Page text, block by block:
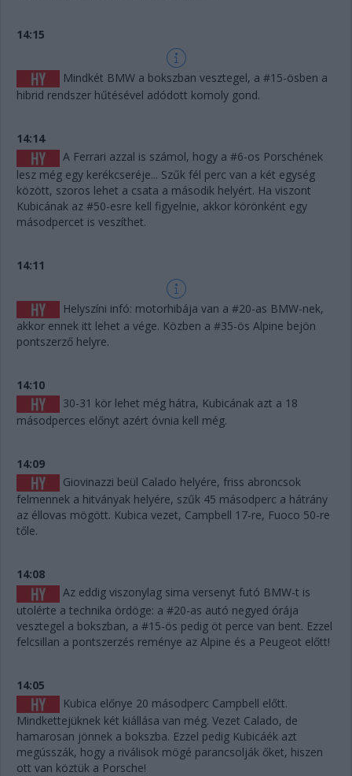
14:15
Mindkét BMW a bokszban vesztegel, a #15-ösben a
hibrid rendszer hűtésével adódott komoly gond.
14:14
A Ferrari azzal is számol, hogy a #6-os Porschének
lesz még egy kerékcseréje... Szűk fél perc van a két egység
között, szoros lehet a csata a második helyért. Ha viszont
Kubicának az #50-esre kell figyelnie, akkor körönként egy
másodpercet is veszíthet.
14:11
Helyszíni infó: motorhibája van a #20-as BMW-nek,
akkor ennek itt lehet a vége. Közben a #35-ös Alpine bejön
pontszerző helyre.
14:10
30-31 kör lehet még hátra, Kubicának azt a 18
másodperces előnyt azért óvnia kell még.
14:09
Giovinazzi beül Calado helyére, friss abroncsok
felmennek a hitványak helyére, szűk 45 másodperc a hátrány
az éllovas mögött. Kubica vezet, Campbell 17-re, Fuoco 50-re
tőle.
14:08
Az eddig viszonylag sima versenyt futó BMW-t is
utolérte a technika ördöge: a #20-as autó negyed órája
vesztegel a bokszban, a #15-ös pedig öt perce van bent. Ezzel
felcsillan a pontszerzés reménye az Alpine és a Peugeot előtt!
14:05
Kubica előnye 20 másodperc Campbell előtt.
Mindkettejüknek két kiállása van még. Vezet Calado, de
hamarosan jönnek a bokszba. Ezzel pedig Kubicáék azt
megússzák, hogy a riválisok mögé parancsolják őket, hiszen
ott van köztük a Porsche!